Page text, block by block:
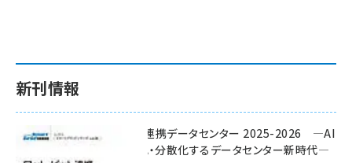
新刊情報
ワット・ビット連携データセンター 2025-2026 ―AI
時代に多様化・分散化するデータセンター新時代―